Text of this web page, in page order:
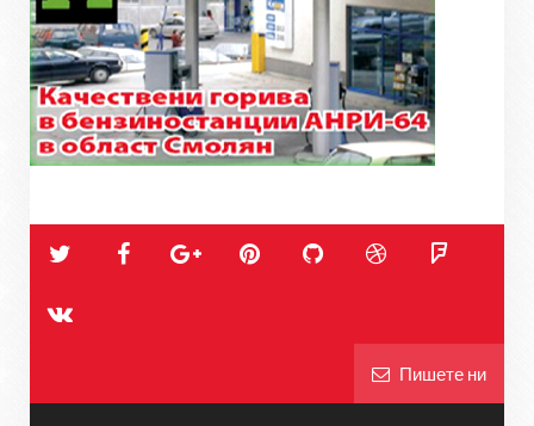
Пишете ни